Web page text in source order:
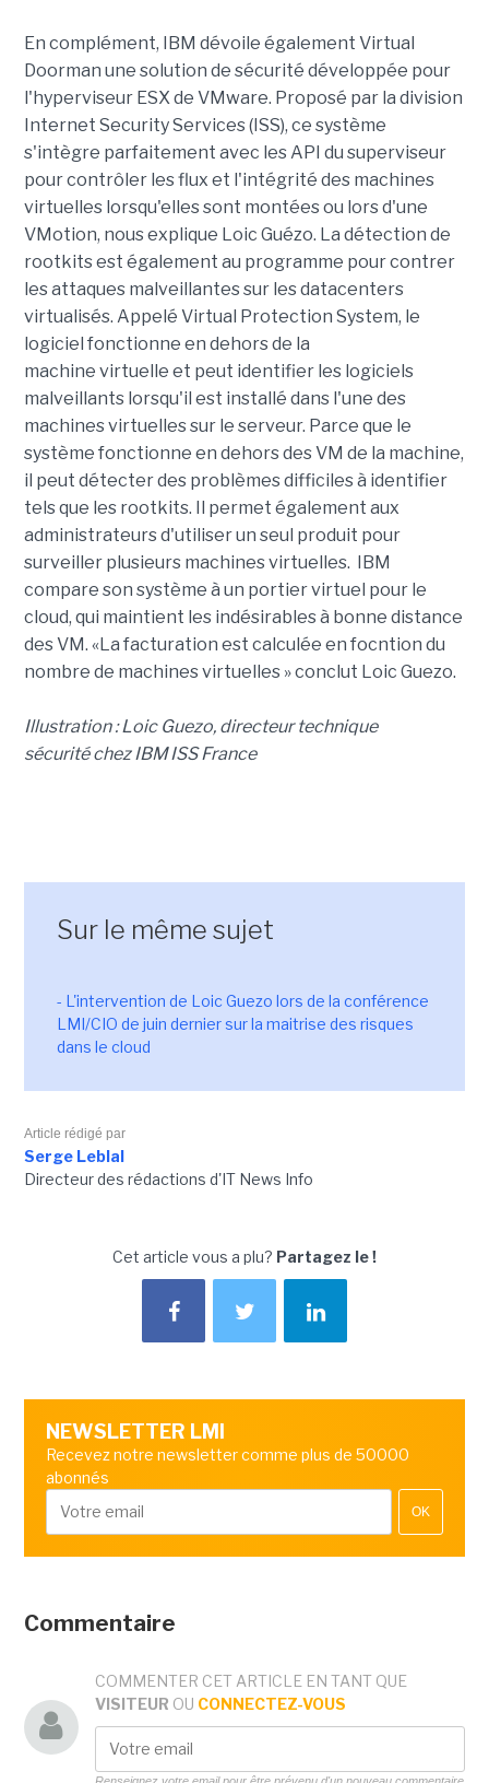
En complément, IBM dévoile également Virtual
Doorman une solution de sécurité développée pour
l'hyperviseur ESX de VMware. Proposé par la division
Internet Security Services (ISS), ce système
s'intègre parfaitement avec les API du superviseur
pour contrôler les flux et l'intégrité des machines
virtuelles lorsqu'elles sont montées ou lors d'une
VMotion, nous explique Loic Guézo. La détection de
rootkits est également au programme pour contrer
les attaques malveillantes sur les datacenters
virtualisés. Appelé Virtual Protection System, le
logiciel fonctionne en dehors de la
machine virtuelle et peut identifier les logiciels
malveillants lorsqu'il est installé dans l'une des
machines virtuelles sur le serveur. Parce que le
système fonctionne en dehors des VM de la machine,
il peut détecter des problèmes difficiles à identifier
tels que les rootkits. Il permet également aux
administrateurs d'utiliser un seul produit pour
surveiller plusieurs machines virtuelles. IBM
compare son système à un portier virtuel pour le
cloud, qui maintient les indésirables à bonne distance
des VM. «La facturation est calculée en focntion du
nombre de machines virtuelles » conclut Loic Guezo.
Illustration : Loic Guezo, directeur technique
sécurité chez IBM ISS France
Sur le même sujet
- L'intervention de Loic Guezo lors de la conférence
LMI/CIO de juin dernier sur la maitrise des risques
dans le cloud
Article rédigé par
Serge Leblal
Directeur des rédactions d'IT News Info
Cet article vous a plu? Partagez le !
NEWSLETTER LMI
Recevez notre newsletter comme plus de 50000
abonnés
OK
Commentaire
COMMENTER CET ARTICLE EN TANT QUE
VISITEUR OU CONNECTEZ-VOUS